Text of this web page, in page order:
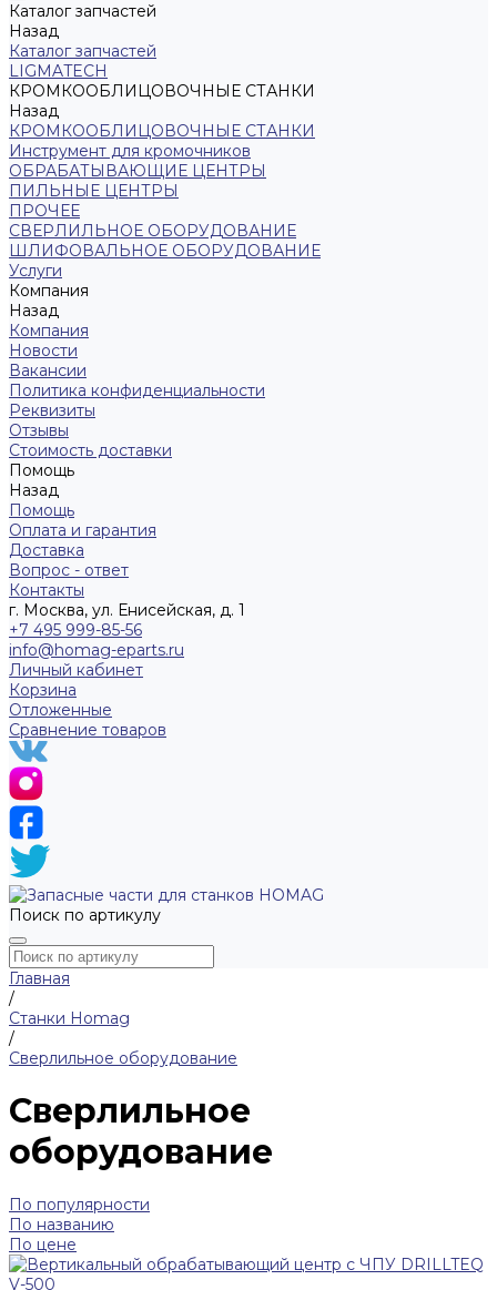
Каталог запчастей
Назад
Каталог запчастей
LIGMATECH
КРОМКООБЛИЦОВОЧНЫЕ СТАНКИ
Назад
КРОМКООБЛИЦОВОЧНЫЕ СТАНКИ
Инструмент для кромочников
ОБРАБАТЫВАЮЩИЕ ЦЕНТРЫ
ПИЛЬНЫЕ ЦЕНТРЫ
ПРОЧЕЕ
СВЕРЛИЛЬНОЕ ОБОРУДОВАНИЕ
ШЛИФОВАЛЬНОЕ ОБОРУДОВАНИЕ
Услуги
Компания
Назад
Компания
Новости
Вакансии
Политика конфиденциальности
Реквизиты
Отзывы
Стоимость доставки
Помощь
Назад
Помощь
Оплата и гарантия
Доставка
Вопрос - ответ
Контакты
г. Москва, ул. Енисейская, д. 1
+7 495 999-85-56
info@homag-eparts.ru
Личный кабинет
Корзина
Отложенные
Сравнение товаров
Поиск по артикулу
Главная
/
Станки Homag
/
Сверлильное оборудование
Сверлильное
оборудование
По популярности
По названию
По цене